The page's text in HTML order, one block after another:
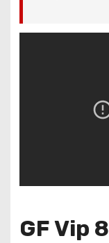
GF Vip